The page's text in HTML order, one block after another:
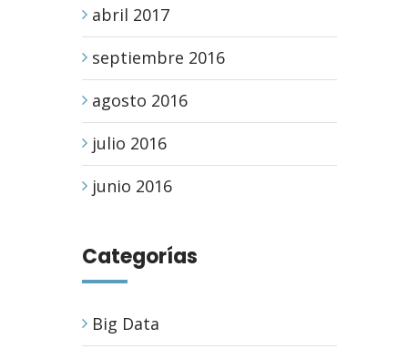
abril 2017
septiembre 2016
agosto 2016
julio 2016
junio 2016
Categorías
Big Data